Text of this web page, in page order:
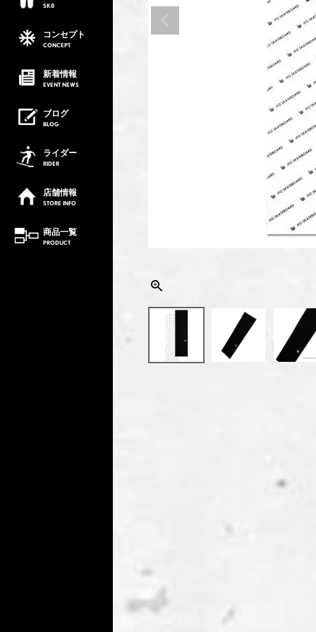
SK8
コンセプト
CONCEPT
新着情報
EVENT NEWS
ブログ
BLOG
ライダー
RIDER
店舗情報
STORE INFO
商品一覧
PRODUCT